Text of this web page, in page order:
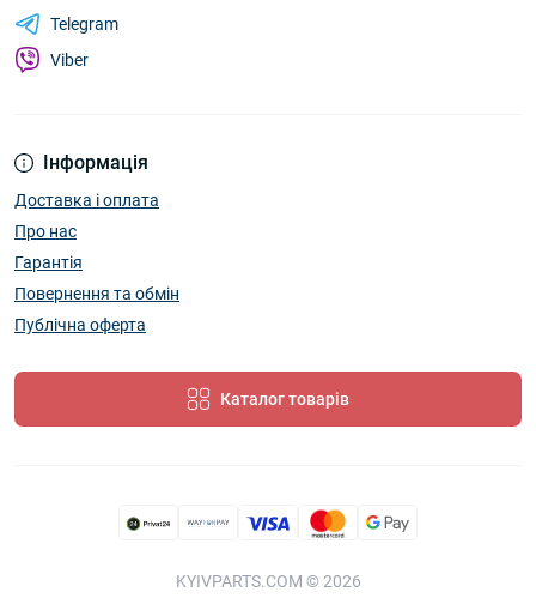
Інформація
Доставка і оплата
Про нас
Гарантія
Повернення та обмін
Публічна оферта
Каталог товарів
Telegram
Viber
KYIVPARTS.COM © 2026